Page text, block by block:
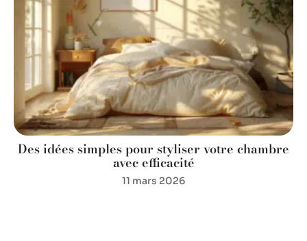
Des idées simples pour styliser votre chambre
avec efficacité
11 mars 2026